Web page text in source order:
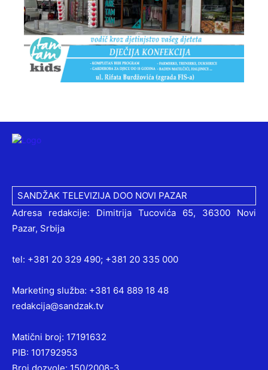
SANDŽAK TELEVIZIJA DOO NOVI PAZAR
Adresa redakcije: Dimitrija Tucovića 65, 36300 Novi
Pazar, Srbija
tel: +381 20 329 490; +381 20 335 000
Marketing služba: +381 64 889 18 48
redakcija@sandzak.tv
Matični broj: 17191632
PIB: 101792953